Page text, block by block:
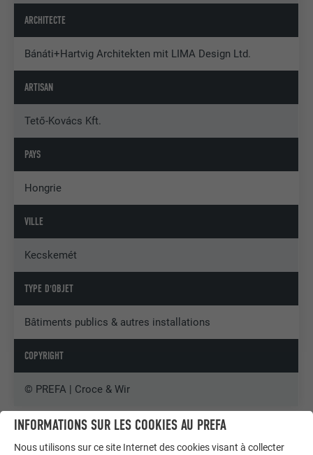
ARCHITECTE
Bánáti+Hartvig Architekten mit LIMA Design Ltd.
ARTISAN
Tető-Kovács Kft.
PAYS
Hongrie
VILLE
Kecskemét
TYPE D'OBJET
Bâtiments publics & autres installations
COPYRIGHT
© PREFA | Croce & Wir
INFORMATIONS SUR LES COOKIES AU PREFA
Nous utilisons sur ce site Internet des cookies visant à collecter